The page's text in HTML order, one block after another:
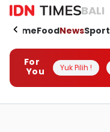
BALI
HomeFoodNewsSport
For
You
Yuk Pilih !